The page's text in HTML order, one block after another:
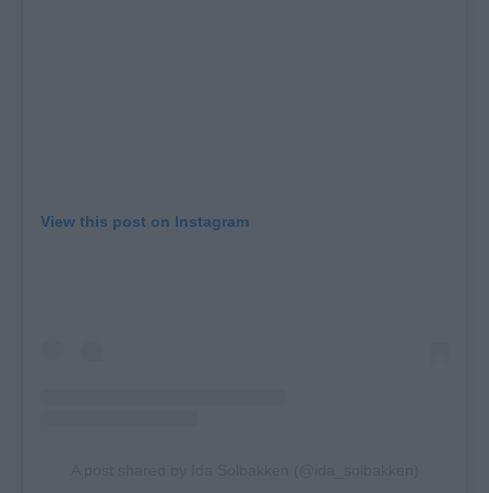
View this post on Instagram